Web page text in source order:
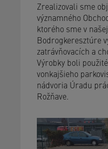
Zrealizovali sme
významného
ktorého sme v
Bodrogkeresztúre
zatrávňovacích a
Výrobky boli
vonkajšieho
nádvoria Úradu
Rožňave.